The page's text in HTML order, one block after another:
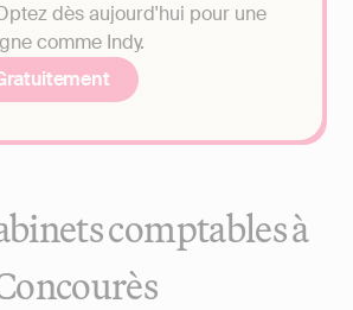
dès aujourd'hui pour une
comme Indy.
comptables à